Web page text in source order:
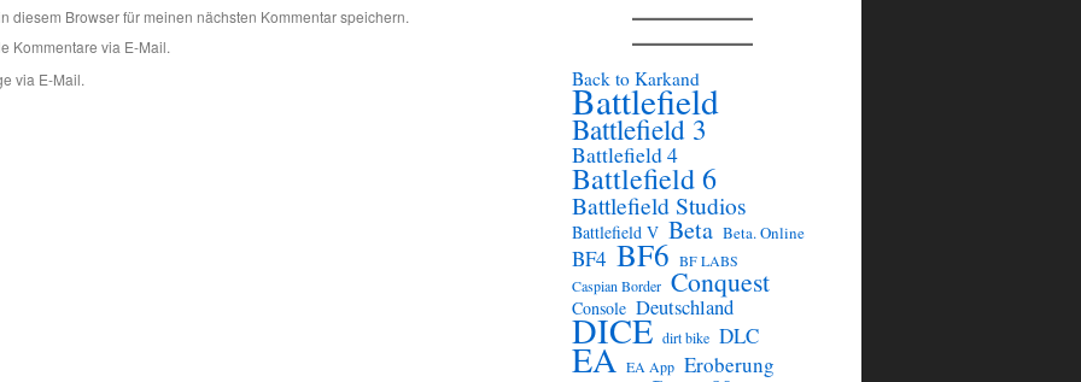
diesem Browser für meinen nächsten Kommentar speichern.
Kommentare via E-Mail.
via E-Mail.
Back to Karkand
Battlefield
Battlefield 3
Battlefield 4
Battlefield 6
Battlefield Studios
Battlefield V Beta Beta. Online
BF4 BF6 BF LABS
Caspian Border Conquest
Console Deutschland
DICE dirt bike DLC
EA EA App Eroberung